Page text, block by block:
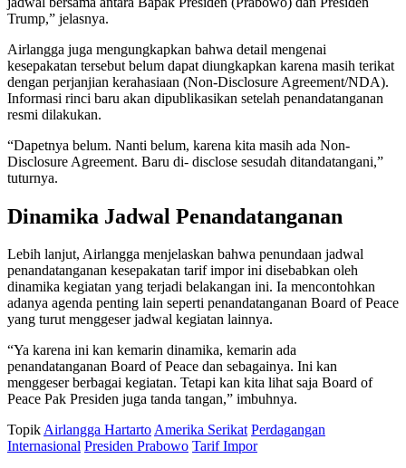
Trump,” jelasnya.
Airlangga juga mengungkapkan bahwa detail mengenai
kesepakatan tersebut belum dapat diungkapkan karena masih terikat
dengan perjanjian kerahasiaan (Non-Disclosure Agreement/NDA).
Informasi rinci baru akan dipublikasikan setelah penandatanganan
resmi dilakukan.
“Dapetnya belum. Nanti belum, karena kita masih ada Non-
Disclosure Agreement. Baru di- disclose sesudah ditandatangani,”
tuturnya.
Dinamika Jadwal Penandatanganan
Lebih lanjut, Airlangga menjelaskan bahwa penundaan jadwal
penandatanganan kesepakatan tarif impor ini disebabkan oleh
dinamika kegiatan yang terjadi belakangan ini. Ia mencontohkan
adanya agenda penting lain seperti penandatanganan Board of Peace
yang turut menggeser jadwal kegiatan lainnya.
“Ya karena ini kan kemarin dinamika, kemarin ada
penandatanganan Board of Peace dan sebagainya. Ini kan
menggeser berbagai kegiatan. Tetapi kan kita lihat saja Board of
Peace Pak Presiden juga tanda tangan,” imbuhnya.
TopikAirlangga HartartoAmerika Serikat Perdagangan
Internasional Presiden Prabowo Tarif Impor